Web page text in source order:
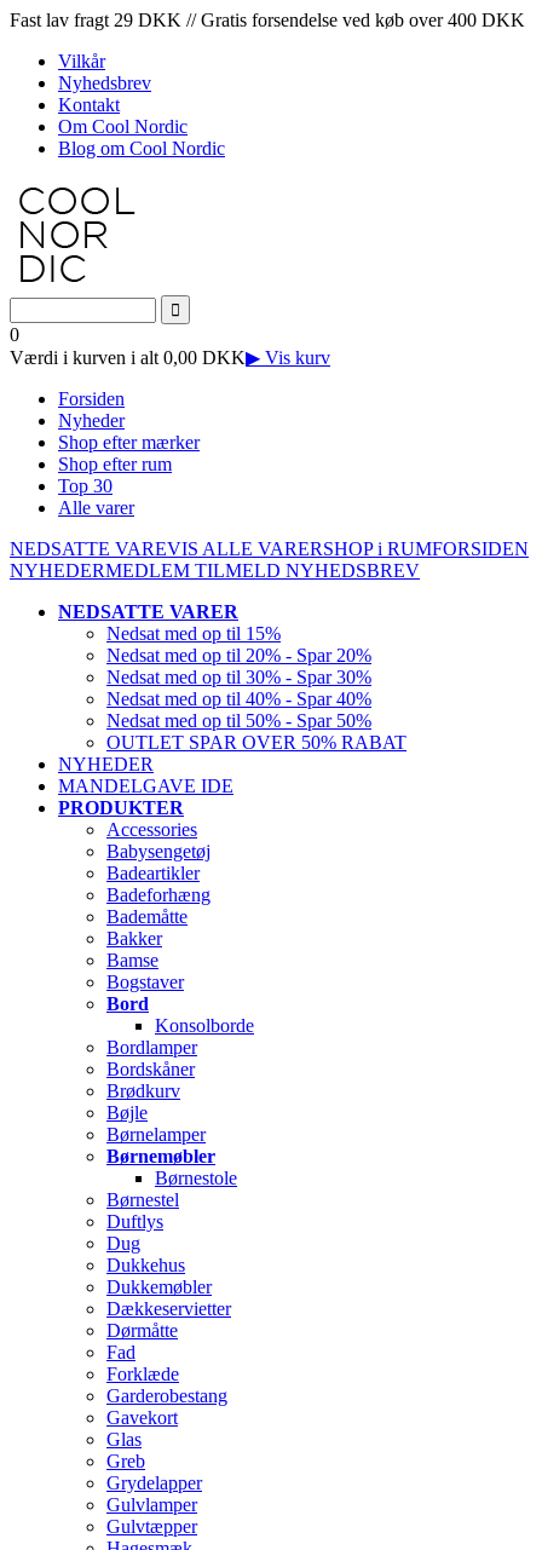
Fast lav fragt 29 DKK // Gratis forsendelse ved køb over 400 DKK
Vilkår
Nyhedsbrev
Kontakt
Om Cool Nordic
Blog om Cool Nordic
0
Værdi i kurven i alt 0,00 DKK▶ Vis kurv
Forsiden
Nyheder
Shop efter mærker
Shop efter rum
Top 30
Alle varer
NEDSATTE VAREVIS ALLE VARERSHOP i RUMFORSIDEN
NYHEDERMEDLEM TILMELD NYHEDSBREV
NEDSATTE VARER
Nedsat med op til 15%
Nedsat med op til 20% - Spar 20%
Nedsat med op til 30% - Spar 30%
Nedsat med op til 40% - Spar 40%
Nedsat med op til 50% - Spar 50%
OUTLET SPAR OVER 50% RABAT
NYHEDER
MANDELGAVE IDE
PRODUKTER
Accessories
Babysengetøj
Badeartikler
Badeforhæng
Bademåtte
Bakker
Bamse
Bogstaver
Bord
Konsolborde
Bordlamper
Bordskåner
Brødkurv
Bøjle
Børnelamper
Børnemøbler
Børnestole
Børnestel
Duftlys
Dug
Dukkehus
Dukkemøbler
Dækkeservietter
Dørmåtte
Fad
Forklæde
Garderobestang
Gavekort
Glas
Greb
Grydelapper
Gulvlamper
Gulvtæpper